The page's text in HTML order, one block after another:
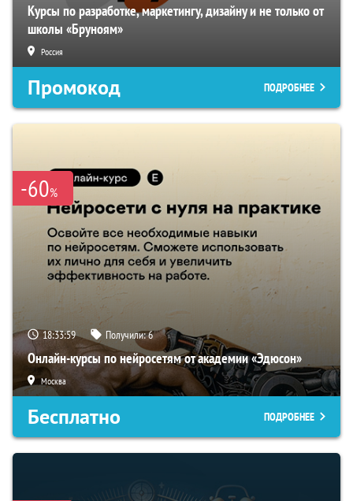
Курсы по разработке, маркетингу, дизайну и не только от
школы «Бруноям»
Россия
Промокод ПОДРОБНЕЕ
-60%
18:33:59 Получили:6
Онлайн-курсы по нейросетям от академии «Эдюсон»
Москва
Бесплатно ПОДРОБНЕЕ